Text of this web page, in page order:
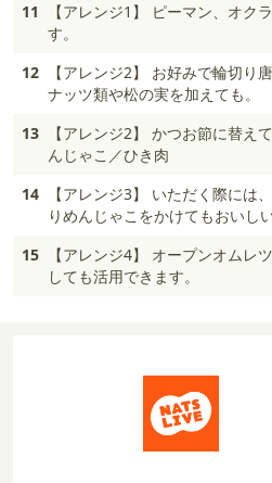
11
【アレンジ1】 ピーマン、オク
す。
12
【アレンジ2】 お好みで輪切り
ナッツ類や松の実を加えても。
13
【アレンジ2】 かつお節に替え
んじゃこ／ひき肉
14
【アレンジ3】 いただく際には
りめんじゃこをかけてもおいしい
15
【アレンジ4】 オープンオムレ
しても活用できます。